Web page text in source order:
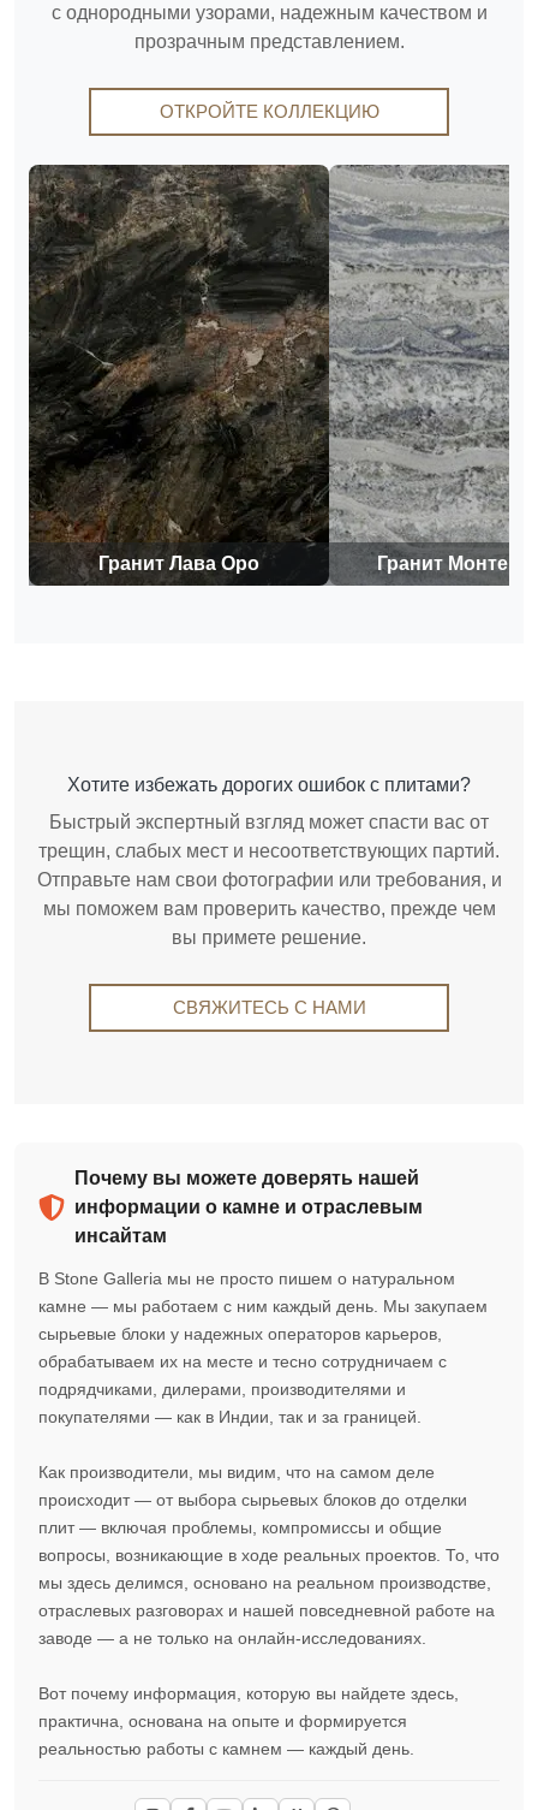
с однородными узорами, надежным качеством и
прозрачным представлением.
ОТКРОЙТЕ КОЛЛЕКЦИЮ
Гранит Лава Оро Гранит Монте
Хотите избежать дорогих ошибок с плитами?
Быстрый экспертный взгляд может спасти вас от
трещин, слабых мест и несоответствующих партий.
Отправьте нам свои фотографии или требования, и
мы поможем вам проверить качество, прежде чем
вы примете решение.
СВЯЖИТЕСЬ С НАМИ
Почему вы можете доверять нашей
информации о камне и отраслевым
инсайтам
В Stone Galleria мы не просто пишем о натуральном
камне — мы работаем с ним каждый день. Мы закупаем
сырьевые блоки у надежных операторов карьеров,
обрабатываем их на месте и тесно сотрудничаем с
подрядчиками, дилерами, производителями и
покупателями — как в Индии, так и за границей.
Как производители, мы видим, что на самом деле
происходит — от выбора сырьевых блоков до отделки
плит — включая проблемы, компромиссы и общие
вопросы, возникающие в ходе реальных проектов. То, что
мы здесь делимся, основано на реальном производстве,
отраслевых разговорах и нашей повседневной работе на
заводе — а не только на онлайн-исследованиях.
Вот почему информация, которую вы найдете здесь,
практична, основана на опыте и формируется
реальностью работы с камнем — каждый день.